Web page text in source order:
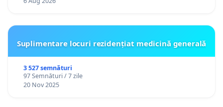
Suplimentare locuri rezidențiat medicină generală
3 527 semnături
97 Semnături / 7 zile
20 Nov 2025